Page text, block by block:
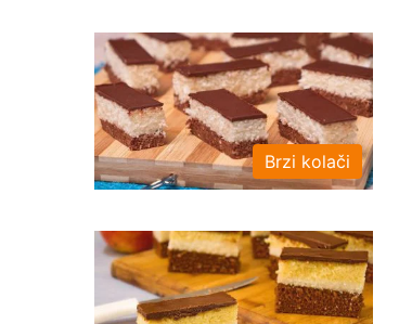
Brzi kolači